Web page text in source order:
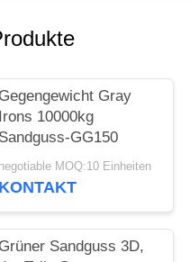
Gegengewicht Gray
Irons 10000kg
Sandguss-GG150
negotiable MOQ:10 Einheiten
KONTAKT
Grüner Sandguss 3D,